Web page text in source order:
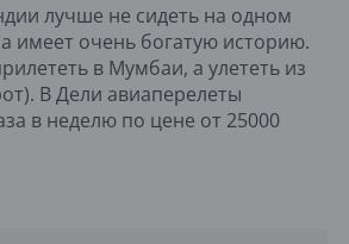
лучше не сидеть на одном
имеет очень богатую историю.
в Мумбаи, а улететь из
В Дели авиаперелеты
в неделю по цене от 25000